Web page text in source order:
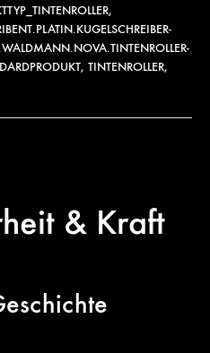
,
, TINTENROLLER,
& Kraft